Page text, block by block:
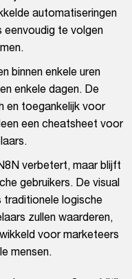
automatiseringen
eenvoudig te volgen
binnen enkele uren
enkele dagen. De
en toegankelijk voor
een cheatsheet voor
verbetert, maar blijft
gebruikers. De visual
traditionele logische
zullen waarderen,
voor marketeers
mensen.